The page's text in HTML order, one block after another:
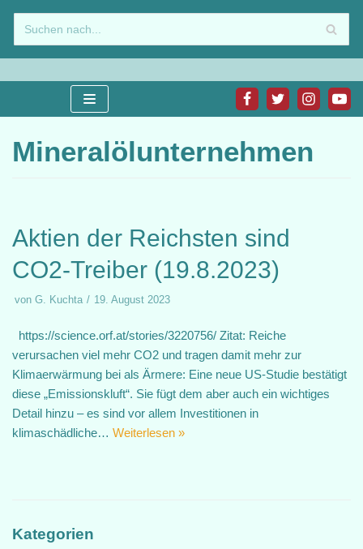
Zum
Inhalt
springen
Mineralölunternehmen
Aktien der Reichsten sind
CO2-Treiber (19.8.2023)
von G. Kuchta 19. August 2023
https://science.orf.at/stories/3220756/ Zitat: Reiche
verursachen viel mehr CO2 und tragen damit mehr zur
Klimaerwärmung bei als Ärmere: Eine neue US-Studie bestätigt
diese „Emissionskluft“. Sie fügt dem aber auch ein wichtiges
Detail hinzu – es sind vor allem Investitionen in
klimaschädliche… Weiterlesen »
Kategorien